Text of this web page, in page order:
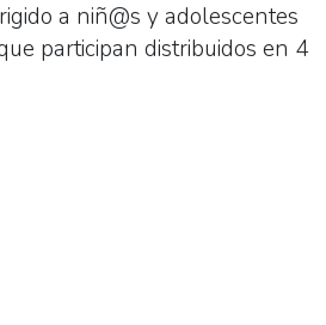
a niñ@s y adolescentes
participan distribuidos en 4